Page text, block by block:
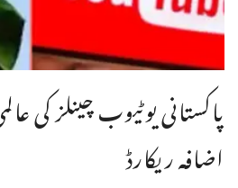
پاکستانی یوٹیوب چینلز کی
اضافہ ریکارڈ